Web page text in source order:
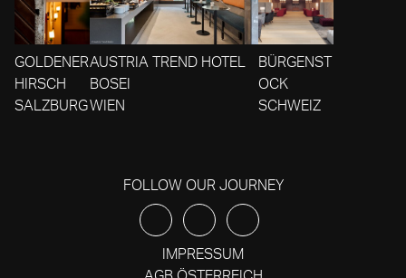
GOLDENER
HIRSCH
SALZBURG
AUSTRIA TREND HOTEL
BOSEI
WIEN
BÜRGENST
OCK
SCHWEIZ
FOLLOW OUR JOURNEY
IMPRESSUM